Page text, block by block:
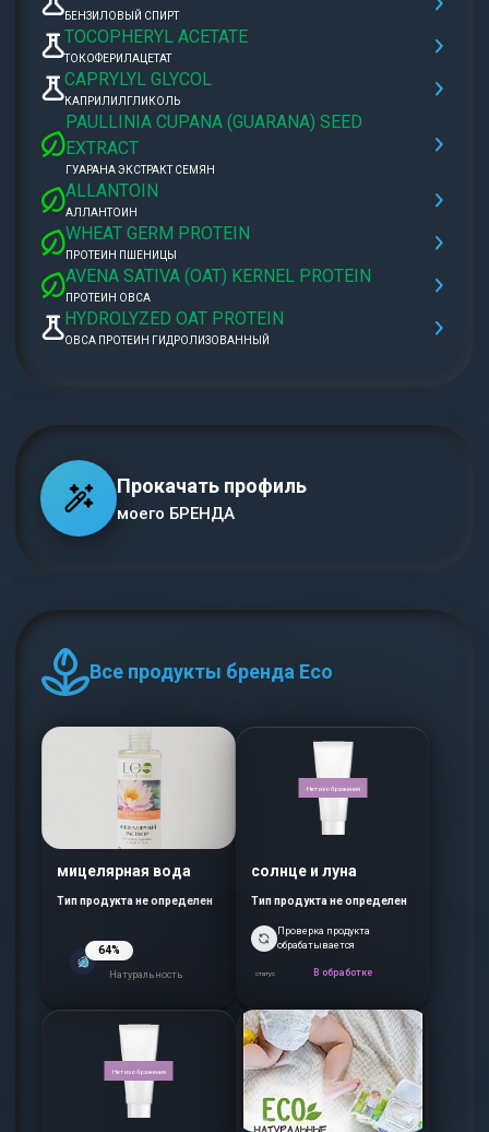
БЕНЗИЛОВЫЙ СПИРТ
TOCOPHERYL ACETATE
ТОКОФЕРИЛАЦЕТАТ
CAPRYLYL GLYCOL
КАПРИЛИЛГЛИКОЛЬ
PAULLINIA CUPANA (GUARANA) SEED
EXTRACT
ГУАРАНА ЭКСТРАКТ СЕМЯН
ALLANTOIN
АЛЛАНТОИН
WHEAT GERM PROTEIN
ПРОТЕИН ПШЕНИЦЫ
AVENA SATIVA (OAT) KERNEL PROTEIN
ПРОТЕИН ОВСА
HYDROLYZED OAT PROTEIN
ОВСА ПРОТЕИН ГИДРОЛИЗОВАННЫЙ
Прокачать профиль
моего БРЕНДА
Все продукты бренда Eco
мицелярная вода
Тип продукта не определен
64%
Натуральность
Нет изображения
солнце и луна
Тип продукта не определен
Проверка продукта
обрабатывается
статус В обработке
Нет изображения